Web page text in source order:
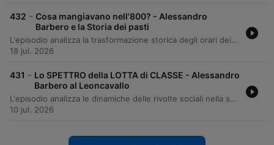
432 - Cosa mangiavano nell'800? - Alessandro
Barbero e la Storia dei pasti
L'episodio analizza la trasformazione storica degli orari dei pasti tra il Settecento e l'Ottocento, evidenziando come lo slittamento verso orari sempre più tardivi sia diventato uno status symbol per le classi dirigenti europee. Attraverso esempi letterari e storici in Inghilterra, Francia, Germania e Italia, viene descritta la tensione tra le nuove abito aristocratiche e le tradizioni delle classi popolari. L'autore esplora inoltre come questo spostamento abbia influenzato la lingua italiana e francese, analizzando il fenomeno dello snobismo linguistico e la resistenza dei dizionari nel riflettere l'uso comune di termini come 'pranzo' e 'cena'.
18 jul. 2026
431 - Lo SPETTRO della LOTTA di CLASSE - Alessandro
Barbero al Leoncavallo
L'episodio analizza le dinamiche delle rivolte sociali nella seconda metà del Trecento, smentendo l'idea che scoppino solo durante carestie e mostrando come il relativo benessere post-pestilenza abbia aumentato il potere contrattuale dei lavoratori. Attraverso l'esempio del tumulto dei Ciompi a Firenze, si esplora la disparità tra le organizzazioni delle classi padronali e la mancanza di strutture collettive per gli operai tessili. Il racconto prosegue indagando il concetto di legittimità nelle rivolte medievali, dove i ribelli cercavano di agire sotto simboli di autorità preesistenti per presentare le proprie azioni come un ripristino della giustizia. Infine, la discussione si sposta sulla natura della storiografia, riflettendo su come il compito dello storico sia interpretare i fatti attraverso la consapevolezza dei propri pregiudizi culturali e del contesto presente.
10 jul. 2026